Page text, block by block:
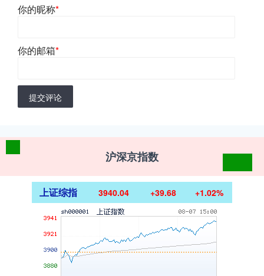
你的昵称*
你的邮箱*
提交评论
沪深京指数
上证综指 3940.04 +39.68 +1.02%